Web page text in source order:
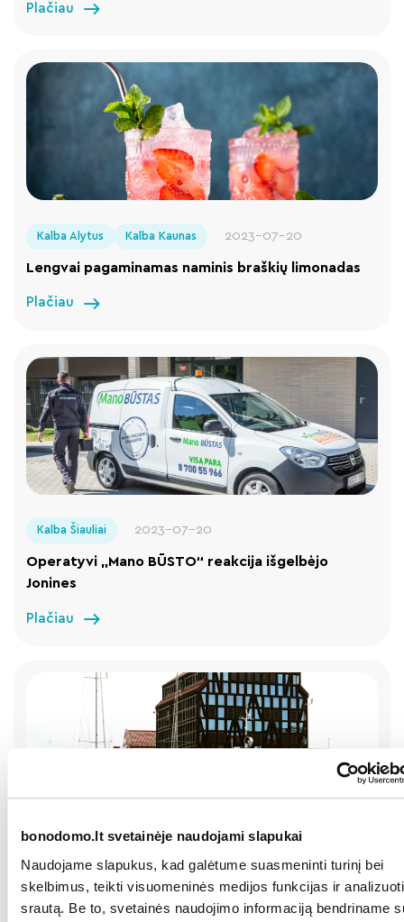
bonodomo.lt svetainėje naudojami slapukai
Naudojame slapukus, kad galėtume suasmeninti turinį bei
skelbimus, teikti visuomeninės medijos funkcijas ir analizuoti
srautą. Be to, svetainės naudojimo informaciją bendriname
Plačiau
Kalba Alytus Kalba Kaunas 2023-07-20
Lengvai pagaminamas naminis braškių limonadas
Plačiau
Kalba Šiauliai 2023-07-20
Operatyvi „Mano BŪSTO“ reakcija išgelbėjo
Jonines
Plačiau
2023-07-18
Plačiau